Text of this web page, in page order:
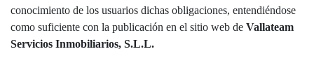
conocimiento de los usuarios dichas obligaciones, entendiéndose
como suficiente con la publicación en el sitio web de Vallateam
Servicios Inmobiliarios, S.L.L.